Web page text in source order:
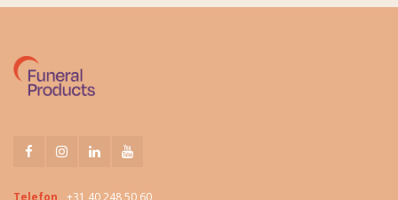
Telefon
+31 40 248 50 60